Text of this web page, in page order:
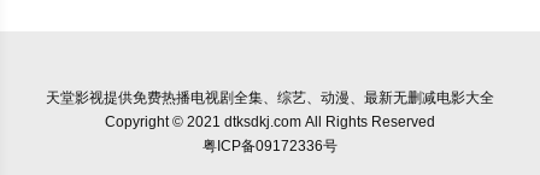
天堂影视提供免费热播电视剧全集、综艺、动漫、最新无删减电影大全
Copyright © 2021 dtksdkj.com All Rights Reserved
粤ICP备09172336号